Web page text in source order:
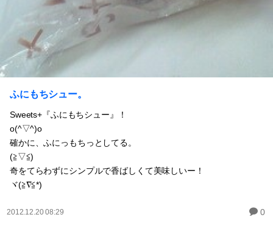
ふにもちシュー。
Sweets+『ふにもちシュー』！
o(^▽^)o
確かに、ふにっもちっとしてる。
(≧▽≦)
奇をてらわずにシンプルで香ばしくて美味しいー！
ヾ(≧∇≦*)ゝ
2012.12.20 08:29 0